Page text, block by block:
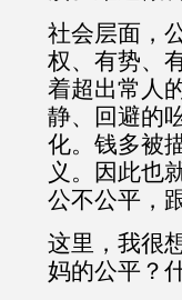
社会层面，
权、有势、
着超出常人
静、回避的
化。钱多被
义。因此也
公不公平，
这里，我很
妈的公平？